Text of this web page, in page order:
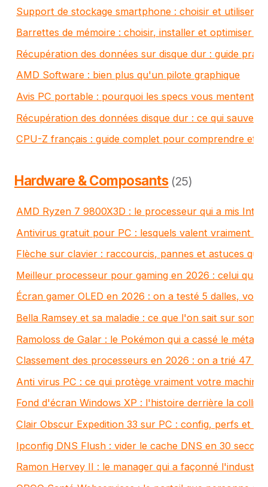
Support de stockage smartphone : choisir et utiliser
Barrettes de mémoire : choisir, installer et optimiser
Récupération des données sur disque dur : guide
AMD Software : bien plus qu'un pilote graphique
Avis PC portable : pourquoi les specs vous mentent
Récupération des données disque dur : ce qui sauve
CPU-Z français : guide complet pour comprendre et
Hardware & Composants (25)
AMD Ryzen 7 9800X3D : le processeur qui a mis Intel
Antivirus gratuit pour PC : lesquels valent vraiment le
Flèche sur clavier : raccourcis, pannes et astuces
Meilleur processeur pour gaming en 2026 : celui
Écran gamer OLED en 2026 : on a testé 5 dalles, voici
Bella Ramsey et sa maladie : ce que l'on sait sur son
Ramoloss de Galar : le Pokémon qui a cassé le méta
Classement des processeurs en 2026 : on a trié 47
Anti virus PC : ce qui protège vraiment votre machine
Fond d'écran Windows XP : l'histoire derrière la
Clair Obscur Expedition 33 sur PC : config, perfs et
Ipconfig DNS Flush : vider le cache DNS en 30
Ramon Hervey II : le manager qui a façonné l'industrie